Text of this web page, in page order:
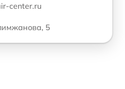
center.ru
5